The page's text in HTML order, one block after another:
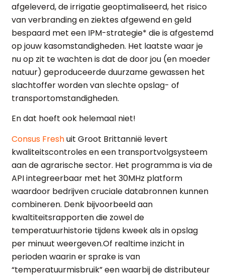
afgeleverd, de irrigatie geoptimaliseerd, het risico
van verbranding en ziektes afgewend en geld
bespaard met een IPM-strategie* die is afgestemd
op jouw kasomstandigheden. Het laatste waar je
nu op zit te wachten is dat de door jou (en moeder
natuur) geproduceerde duurzame gewassen het
slachtoffer worden van slechte opslag- of
transportomstandigheden.
En dat hoeft ook helemaal niet!
Consus Freshuit Groot Brittannië levert
kwaliteitscontroles en een transportvolgsysteem
aan de agrarische sector. Het programma is via de
API integreerbaar met het 30MHz platform
waardoor bedrijven cruciale databronnen kunnen
combineren. Denk bijvoorbeeld aan
kwaltiteitsrapporten die zowel de
temperatuurhistorie tijdens kweek als in opslag
per minuut weergeven.Of realtime inzicht in
perioden waarin er sprake is van
“temperatuurmisbruik” een waarbij de distributeur